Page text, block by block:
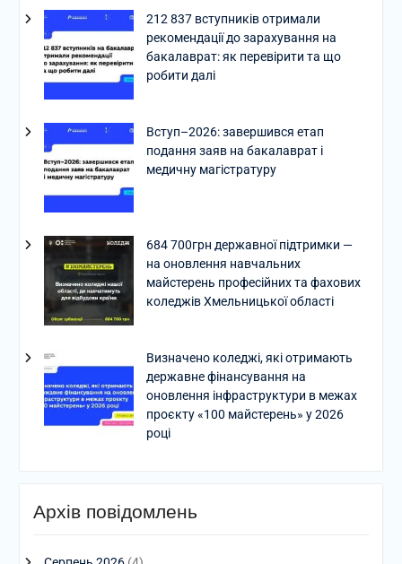
212 837 вступників отримали
рекомендації до зарахування на
бакалаврат: як перевірити та що
робити далі
Вступ–2026: завершився етап
подання заяв на бакалаврат і
медичну магістратуру
684 700грн державної підтримки —
на оновлення навчальних
майстерень професійних та фахових
коледжів Хмельницької області
Визначено коледжі, які отримають
державне фінансування на
оновлення інфраструктури в межах
проєкту «100 майстерень» у 2026
році
Архів повідомлень